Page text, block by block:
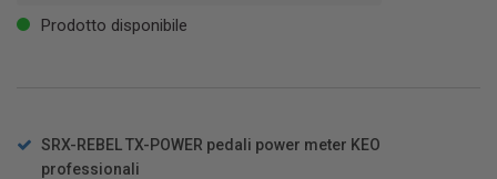
Prodotto disponibile
SRX-REBEL TX-POWER pedali power meter KEO
professionali